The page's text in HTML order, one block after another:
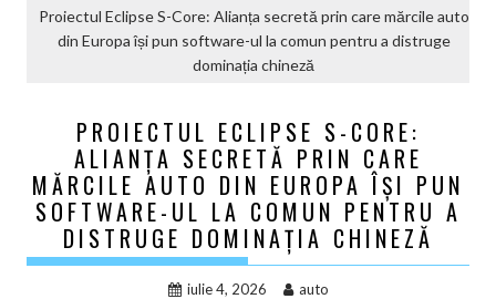
Proiectul Eclipse S-Core: Alianța secretă prin care mărcile auto
din Europa își pun software-ul la comun pentru a distruge
dominația chineză
PROIECTUL ECLIPSE S-CORE:
ALIANȚA SECRETĂ PRIN CARE
MĂRCILE AUTO DIN EUROPA ÎȘI PUN
SOFTWARE-UL LA COMUN PENTRU A
DISTRUGE DOMINAȚIA CHINEZĂ
iulie 4, 2026 auto